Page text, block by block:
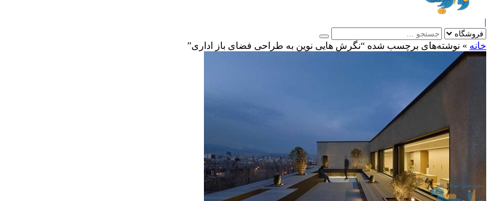
|
خانه » نوشته‌های برچسب شده “نگرش هایی نوین به طراحی فضای باز اداری”